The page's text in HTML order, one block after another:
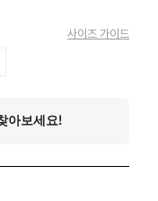
사이즈 가이드